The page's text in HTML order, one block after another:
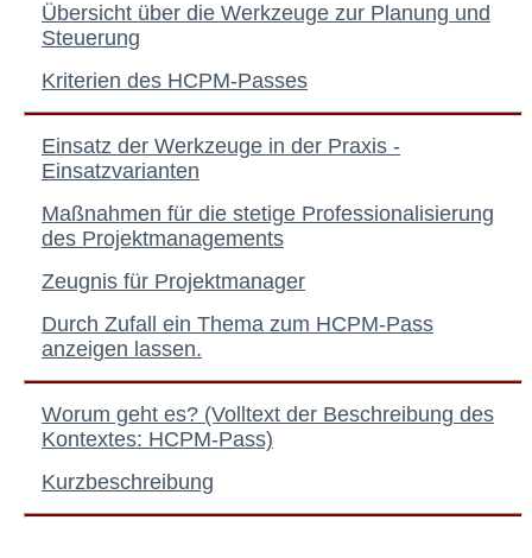
Übersicht über die Werkzeuge zur Planung und
Steuerung
Kriterien des HCPM-Passes
Einsatz der Werkzeuge in der Praxis -
Einsatzvarianten
Maßnahmen für die stetige Professionalisierung
des Projektmanagements
Zeugnis für Projektmanager
Durch Zufall ein Thema zum HCPM-Pass
anzeigen lassen.
Worum geht es? (Volltext der Beschreibung des
Kontextes: HCPM-Pass)
Kurzbeschreibung